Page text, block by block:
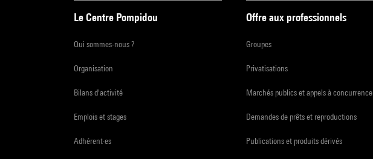
Le Centre Pompidou
Qui sommes-nous ?
Organisation
Bilans d'activité
Emplois et stages
Adhérent·es
Offre aux professionnels
Groupes
Privatisations
Marchés publics et appels à concurrence
Demandes de prêts et reproductions
Publications et produits dérivés